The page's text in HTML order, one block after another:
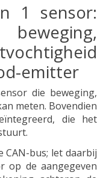
1 sensor:
emitter
die beweging,
meten. Bovendien
die het
CAN-bus; let daarbij
op de aangegeven